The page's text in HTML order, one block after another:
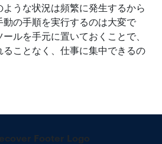
うな状況は頻繁に発生するから
の手順を実行するのは大変で
ルを手元に置いておくことで、
ことなく、仕事に集中できるの